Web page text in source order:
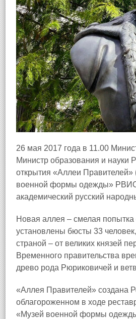
26 мая 2017 года в 11.00
Министр образования и науки
открытия «Аллеи Правителей»
военной формы одежды»
академический русский
Новая аллея – смелая попытка
установлены бюсты 33
страной – от великих князей
Временного правительства
древо рода Рюриковичей и
«Аллея Правителей» создана
облагороженном в ходе
«Музей военной формы